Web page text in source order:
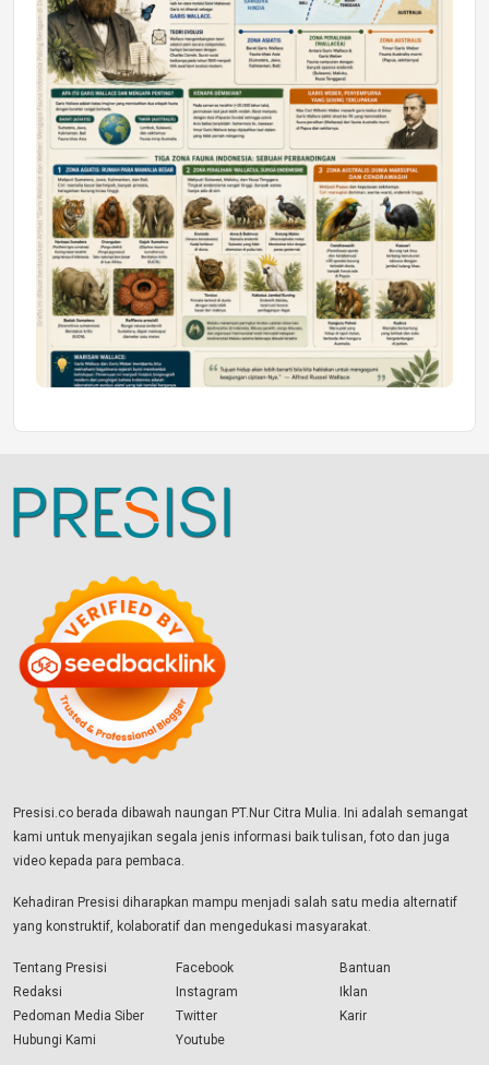
Jumat, 10 Jul 2026 19:01
Presisi.co berada dibawah naungan PT.Nur Citra Mulia. Ini adalah semangat
kami untuk menyajikan segala jenis informasi baik tulisan, foto dan juga
video kepada para pembaca.
Kehadiran Presisi diharapkan mampu menjadi salah satu media alternatif
yang konstruktif, kolaboratif dan mengedukasi masyarakat.
Tentang Presisi
Redaksi
Pedoman Media Siber
Hubungi Kami
Facebook
Instagram
Twitter
Youtube
Bantuan
Iklan
Karir